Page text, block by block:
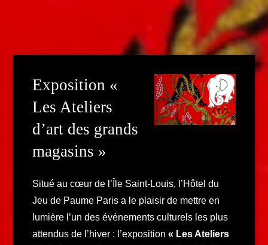
Exposition «
Les Ateliers
d’art des grands
magasins »
Situé au cœur de l’Île Saint-Louis, l’Hôtel du
Jeu de Paume Paris a le plaisir de mettre en
lumière l’un des événements culturels les plus
attendus de l’hiver : l’exposition« Les Ateliers